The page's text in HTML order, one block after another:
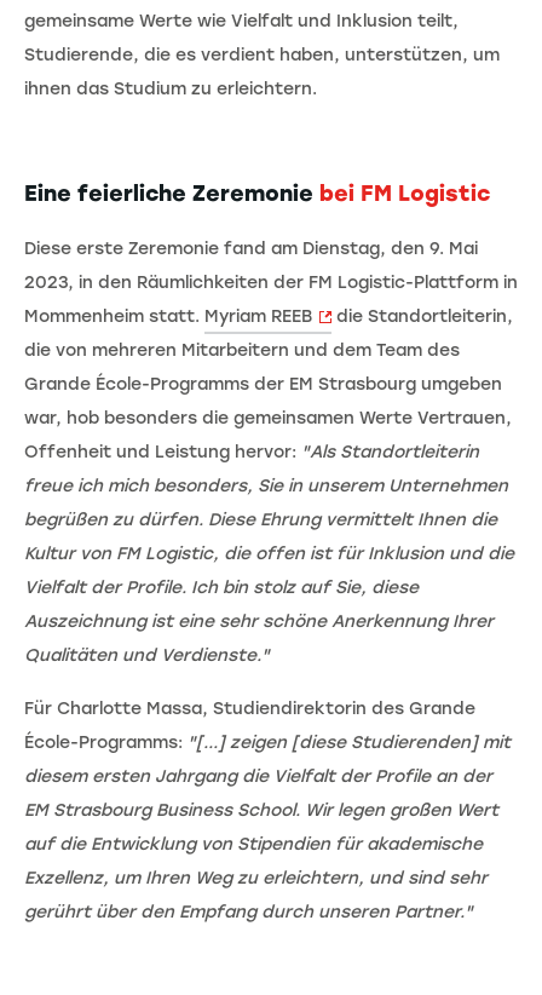
gemeinsame Werte wie Vielfalt und Inklusion teilt,
Studierende, die es verdient haben, unterstützen, um
ihnen das Studium zu erleichtern.
Eine feierliche Zeremonie bei FM Logistic
Diese erste Zeremonie fand am Dienstag, den 9. Mai
2023, in den Räumlichkeiten der FM Logistic-Plattform in
Mommenheim statt. Myriam REEB
die Standortleiterin,
die von mehreren Mitarbeitern und dem Team des
Grande École-Programms der EM Strasbourg umgeben
war, hob besonders die gemeinsamen Werte Vertrauen,
Offenheit und Leistung hervor: "Als Standortleiterin
freue ich mich besonders, Sie in unserem Unternehmen
begrüßen zu dürfen. Diese Ehrung vermittelt Ihnen die
Kultur von FM Logistic, die offen ist für Inklusion und die
Vielfalt der Profile. Ich bin stolz auf Sie, diese
Auszeichnung ist eine sehr schöne Anerkennung Ihrer
Qualitäten und Verdienste."
Für Charlotte Massa, Studiendirektorin des Grande
École-Programms: "[...] zeigen [diese Studierenden] mit
diesem ersten Jahrgang die Vielfalt der Profile an der
EM Strasbourg Business School. Wir legen großen Wert
auf die Entwicklung von Stipendien für akademische
Exzellenz, um Ihren Weg zu erleichtern, und sind sehr
gerührt über den Empfang durch unseren Partner."